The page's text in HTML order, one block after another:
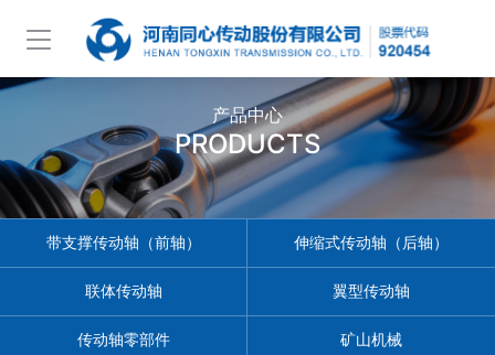
产品中心
PRODUCTS
带支撑传动轴（前轴） 伸缩式传动轴（后轴）
联体传动轴 翼型传动轴
传动轴零部件 矿山机械